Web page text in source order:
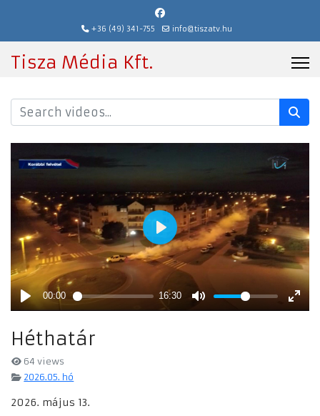
+36 (49) 341-755 info@tiszatv.hu
Tisza Média Kft.
Héthatár
64 views
2026.05. hó
2026. május 13.